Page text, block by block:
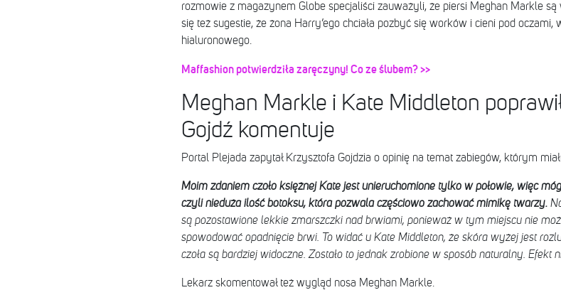
rozmowie z magazynem Globe specjaliści zauważyli, że piersi Meghan Markle są
się też sugestie, że żona Harry’ego chciała pozbyć się worków i cieni pod
hialuronowego.
Maffashion potwierdziła zaręczyny! Co ze ślubem? >>
Meghan Markle i Kate Middleton
Gojdź komentuje
Portal Plejada zapytał Krzysztofa Gojdzia o opinię na temat zabiegów, którym
Moim zdaniem czoło księżnej Kate jest unieruchomione tylko w połowie, więc
czyli nieduża ilość botoksu, która pozwala częściowo zachować mimikę twarzy.
są pozostawione lekkie zmarszczki nad brwiami, ponieważ w tym miejscu nie
spowodować opadnięcie brwi. To widać u Kate Middleton, że skóra wyżej jest
czoła są bardziej widoczne. Zostało to jednak zrobione w sposób naturalny. Efekt
Lekarz skomentował też wygląd nosa Meghan Markle.